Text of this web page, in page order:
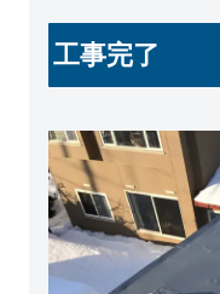
工事完了